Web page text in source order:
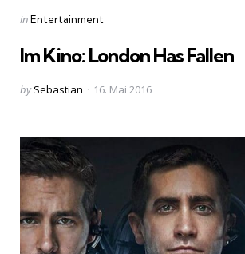
Categories
Posted
inEntertainment
Im Kino: London Has Fallen
Posted
by Sebastian 16. Mai 2016